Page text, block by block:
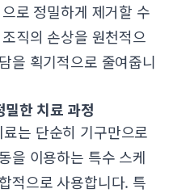
로 정밀하게 제거할 수
직의 손상을 원천적으
을 획기적으로 줄여줍니
한 치료 과정
는 단순히 기구만으로
을 이용하는 특수 스케
적으로 사용합니다. 특